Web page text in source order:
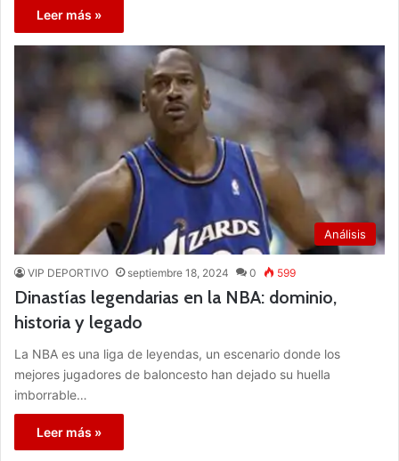
Leer más »
Análisis
VIP DEPORTIVO septiembre 18, 2024 0 599
Dinastías legendarias en la NBA: dominio,
historia y legado
La NBA es una liga de leyendas, un escenario donde los
mejores jugadores de baloncesto han dejado su huella
imborrable…
Leer más »